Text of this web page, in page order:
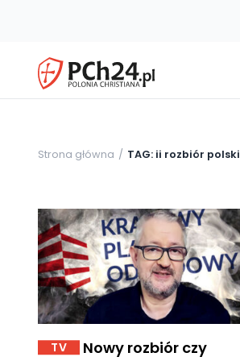
Strona główna TAG: ii rozbiór polski
TV
Nowy rozbiór czy